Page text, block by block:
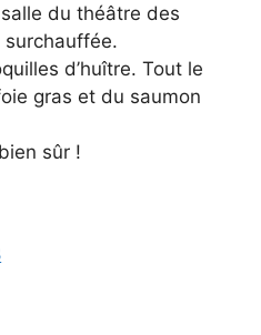
du théâtre des
surchauffée.
d’huître. Tout le
gras et du saumon
sûr !